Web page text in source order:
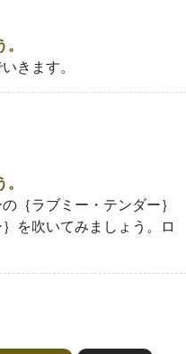
きます。
｛ラブミー・テンダー｝
を吹いてみましょう。ロ